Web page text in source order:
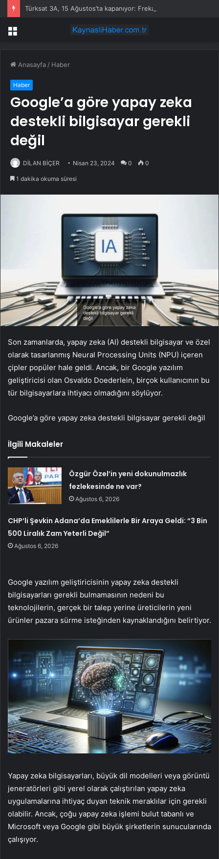
Menü
Anasayfa / Haber
Haber
Google’a göre yapay zeka
destekli bilgisayar gerekli
değil
DİLAN BİÇER Nisan 23, 2024 0 0
1 dakika okuma süresi
Son zamanlarda, yapay zeka (AI) destekli bilgisayar ve özel
olarak tasarlanmış Neural Processing Units (NPU) içeren
çipler popüler hale geldi. Ancak, bir Google yazılım
geliştiricisi olan Osvaldo Doederlein, birçok kullanıcının bu
tür bilgisayarlara ihtiyacı olmadığını söylüyor.
Google’a göre yapay zeka destekli bilgisayar gerekli değil
İlgili Makaleler
Özgür Özel’in yeni dokunulmazlık
fezlekesinde ne var?
Ağustos 6, 2026
CHP’li Şevkin Adana’da Emeklilerle Bir Araya Geldi: “3 Bin
500 Liralık Zam Yeterli Değil”
Ağustos 6, 2026
Google yazılım geliştiricisinin yapay zeka destekli
bilgisayarları gerekli bulmamasının nedeni bu
teknolojilerin, gerçek bir talep yerine üreticilerin yeni
ürünler pazara sürme isteğinden kaynaklandığını belirtiyor.
Yapay zeka bilgisayarları, büyük dil modelleri veya görüntü
jeneratörleri gibi yerel olarak çalıştırılan yapay zeka
uygulamalarına ihtiyaç duyan teknik meraklılar için gerekli
olabilir. Ancak, çoğu yapay zeka işlemi bulut tabanlı ve
Microsoft veya Google gibi büyük şirketlerin sunucularında
çalışıyor.